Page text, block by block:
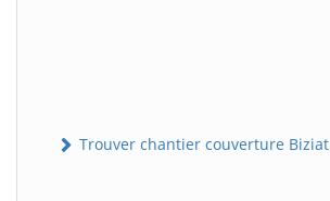
Trouver chantier couverture Biziat